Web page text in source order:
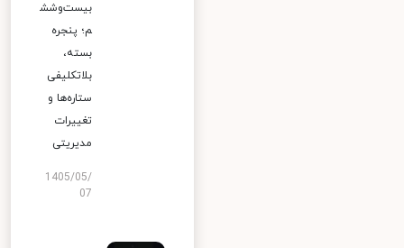
بیست‌وشش
م؛ پنجره
بسته،
بلاتکلیفی
ستاره‌ها و
تغییرات
مدیریتی
1405/05/
07